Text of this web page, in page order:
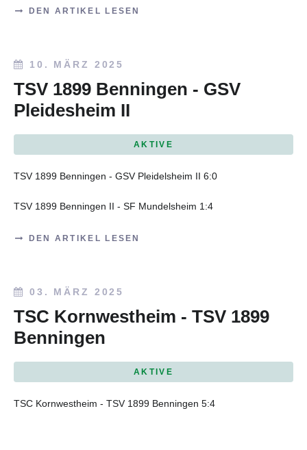
DEN ARTIKEL LESEN
10. MÄRZ 2025
TSV 1899 Benningen - GSV
Pleidesheim II
AKTIVE
TSV 1899 Benningen - GSV Pleidelsheim II 6:0
TSV 1899 Benningen II - SF Mundelsheim 1:4
DEN ARTIKEL LESEN
03. MÄRZ 2025
TSC Kornwestheim - TSV 1899
Benningen
AKTIVE
TSC Kornwestheim - TSV 1899 Benningen 5:4